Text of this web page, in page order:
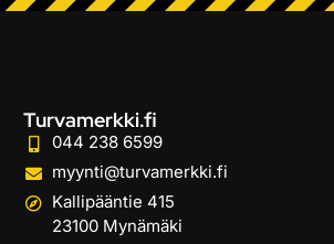
Turvamerkki.fi
044 238 6599
myynti@turvamerkki.fi
Kallipääntie 415
23100 Mynämäki